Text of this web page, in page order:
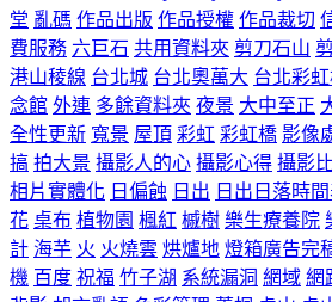
堂 亂碼 作品出版 作品授權 作品裁切
費服務 六巨石 共用資料夾 剪刀石山
港山稜線 台北城 台北奧萬大 台北彩
念館 外連 多餘資料夾 夜景 大中至正
全性更新 寬景 屋頂 彩虹 彩虹橋 影像
搞 拍大景 攝影人的心 攝影心得 攝影
相片實體化 日偏蝕 日出 日出日落時
花 桌布 植物園 楓紅 槭樹 樂生療養院
計 海芋 火 火燒雲 烘爐地 燈箱廣告完
機 百度 祝福 竹子湖 系統漏洞 網域 網